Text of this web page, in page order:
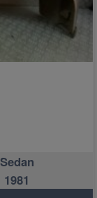
Sedan
1981